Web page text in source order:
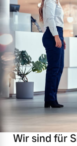
Wir sind für